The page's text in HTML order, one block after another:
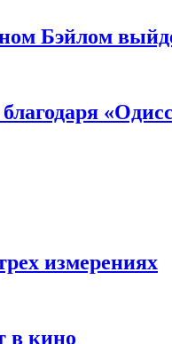
Бэйлом
измерениях
в кино